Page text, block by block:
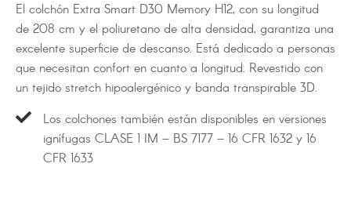
El colchón Extra Smart D30 Memory H12, con su longitud
de 208 cm y el poliuretano de alta densidad, garantiza una
excelente superficie de descanso. Está dedicado a personas
que necesitan confort en cuanto a longitud. Revestido con
un tejido stretch hipoalergénico y banda transpirable 3D.
Los colchones también están disponibles en versiones
ignífugas CLASE 1 IM – BS 7177 – 16 CFR 1632 y 16
CFR 1633